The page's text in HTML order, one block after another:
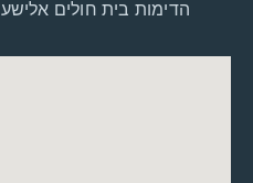
הדימות בית חולים אלישע